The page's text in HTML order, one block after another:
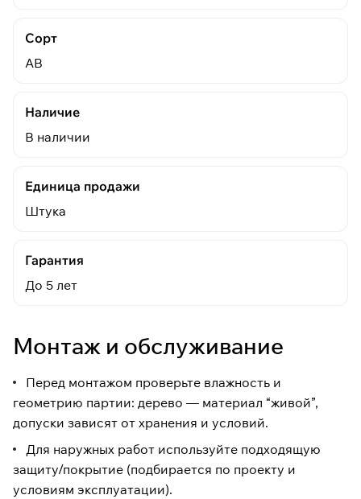
Сорт
АВ
Наличие
В наличии
Единица продажи
Штука
Гарантия
До 5 лет
Монтаж и обслуживание
Перед монтажом проверьте влажность и
геометрию партии: дерево — материал “живой”,
допуски зависят от хранения и условий.
Для наружных работ используйте подходящую
защиту/покрытие (подбирается по проекту и
условиям эксплуатации).